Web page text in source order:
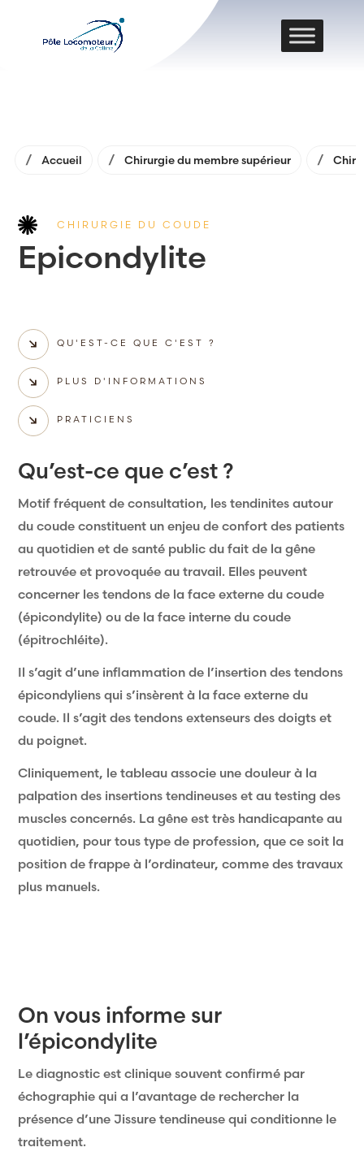
Accueil Chirurgie du membre supérieur
CHIRURGIE DU COUDE
Epicondylite
QU'EST-CE QUE C'EST ?
PLUS D'INFORMATIONS
PRATICIENS
Qu’est-ce que c’est ?
Motif fréquent de consultation, les tendinites autour
du coude constituent un enjeu de confort des patients
au quotidien et de santé public du fait de la gêne
retrouvée et provoquée au travail. Elles peuvent
concerner les tendons de la face externe du coude
(épicondylite) ou de la face interne du coude
(épitrochléite).
Il s’agit d’une inflammation de l’insertion des tendons
épicondyliens qui s’insèrent à la face externe du
coude. Il s’agit des tendons extenseurs des doigts et
du poignet.
Cliniquement, le tableau associe une douleur à la
palpation des insertions tendineuses et au testing des
muscles concernés. La gêne est très handicapante au
quotidien, pour tous type de profession, que ce soit la
position de frappe à l’ordinateur, comme des travaux
plus manuels.
On vous informe sur
l’épicondylite
Le diagnostic est clinique souvent confirmé par
échographie qui a l’avantage de rechercher la
présence d’une Jissure tendineuse qui conditionne le
traitement.